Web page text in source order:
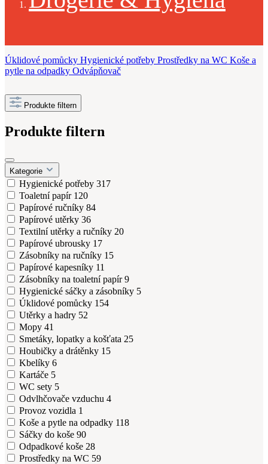
Úklidové pomůcky Hygienické potřeby Prostředky na WC Koše a
pytle na odpadky Odvápňovač
Produkte filtern
Produkte filtern
Kategorie
Hygienické potřeby 317
Toaletní papír 120
Papírové ručníky 84
Papírové utěrky 36
Textilní utěrky a ručníky 20
Papírové ubrousky 17
Zásobníky na ručníky 15
Papírové kapesníky 11
Zásobníky na toaletní papír9
Hygienické sáčky a zásobníky 5
Úklidové pomůcky 154
Utěrky a hadry 52
Mopy 41
Smetáky, lopatky a košťata 25
Houbičky a drátěnky 15
Kbelíky 6
Kartáče 5
WC sety 5
Odvlhčovače vzduchu 4
Provoz vozidla 1
Koše a pytle na odpadky 118
Sáčky do koše 90
Odpadkové koše 28
Prostředky na WC 59